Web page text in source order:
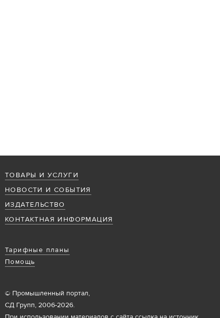
ТОВАРЫ И УСЛУГИ
НОВОСТИ И СОБЫТИЯ
ИЗДАТЕЛЬСТВО
КОНТАКТНАЯ ИНФОРМАЦИЯ
Тарифные планы
Помощь
© Промышленный портал,
СД Групп, 2006-2026.